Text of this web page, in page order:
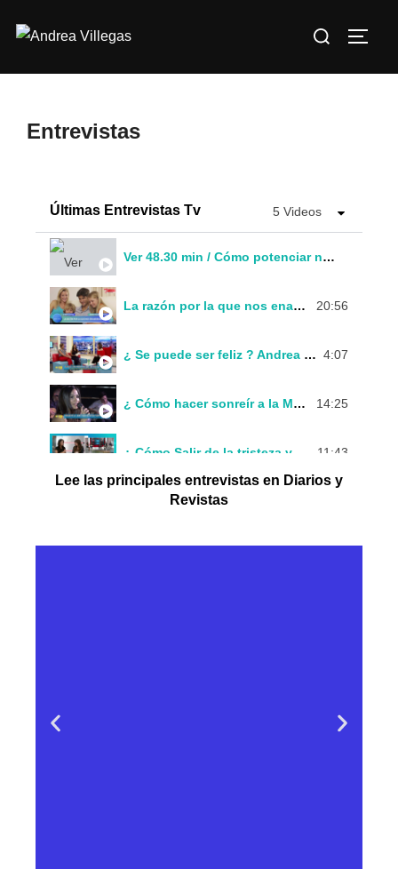
Entrevistas
Últimas Entrevistas Tv 5 Videos
Ver 48.30 min / Cómo potenciar nuestra vida con Método 811
La razón por la que nos enamoramos 20:56
¿ Se puede ser feliz ? Andrea Villegas Una pausa en tiempo express 4:07
¿ Cómo hacer sonreír a la Mente ? Andrea Villegas Una pausa en tiempo express 14:25
11:43
Lee las principales entrevistas en Diarios y
Revistas